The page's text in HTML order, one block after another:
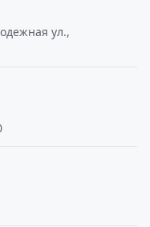
ул.,